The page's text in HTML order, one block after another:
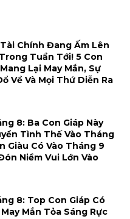
Chính Đang Ấm Lên
Tuần Tới! 5 Con
Lại May Mắn, Sự
Về Và Mọi Thứ Diễn Ra
8: Ba Con Giáp Này
Tình Thế Vào Tháng
Giàu Có Vào Tháng 9
Niềm Vui Lớn Vào
8: Top Con Giáp Có
Mắn Tỏa Sáng Rực